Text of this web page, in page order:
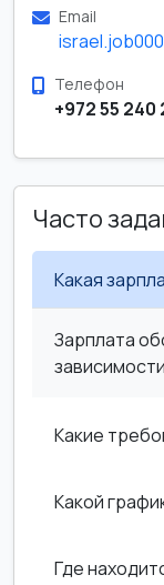
Email
Телефон
+972 55 240
Часто
Какая
Зарплата
Какие
Какой
Где